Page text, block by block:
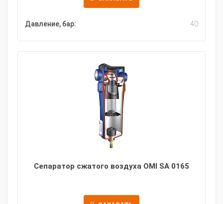
Давление, бар: 40
Сепаратор сжатого воздуха OMI SA 0165